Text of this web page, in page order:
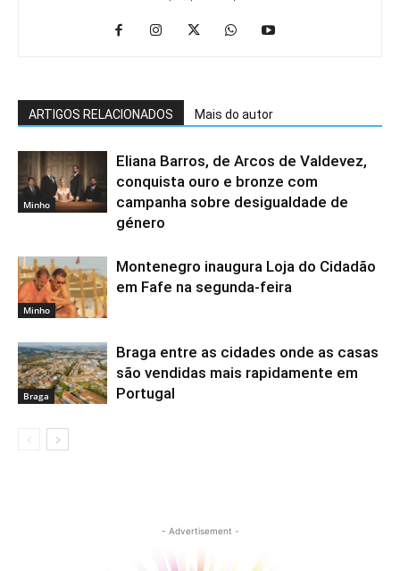
ARTIGOS RELACIONADOS Mais do autor
Minho
Eliana Barros, de Arcos de Valdevez,
conquista ouro e bronze com
campanha sobre desigualdade de
género
Minho
Montenegro inaugura Loja do Cidadão
em Fafe na segunda-feira
Braga
Braga entre as cidades onde as casas
são vendidas mais rapidamente em
Portugal
- Advertisement -